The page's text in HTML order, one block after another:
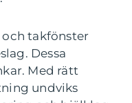
takfönster
Dessa
Med rätt
undviks